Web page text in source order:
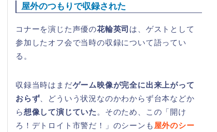
屋外のつもりで収録された
コナーを演じた声優の花輪英司 は、ゲストとして
参加したオフ会で当時の収録について語ってい
る。
収録当時はまだゲーム映像が完全に出来上がって
おらず 、どういう状況なのかわからず台本などか
ら想像して演じていた 。そのため、この「開け
ろ！デトロイト市警だ！」のシーンも 屋外のシー